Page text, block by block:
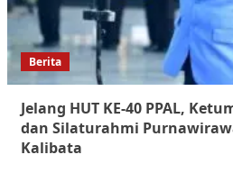
Berita
Jelang HUT KE-40 PPAL,
dan Silaturahmi
Kalibata